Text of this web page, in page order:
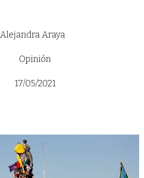
Alejandra Araya
Opinión
17/05/2021